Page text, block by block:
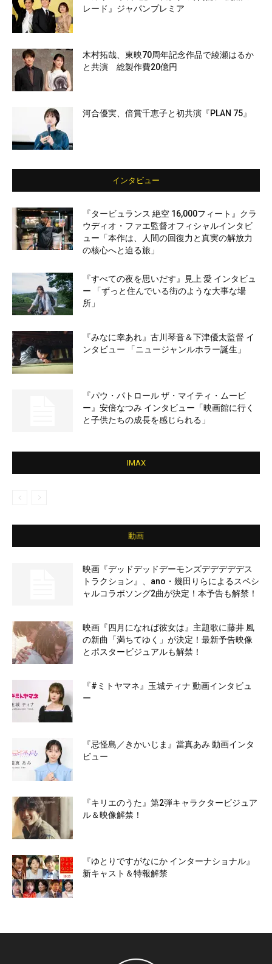
レード』ジャパンプレミア
木村拓哉、東映70周年記念作品で綾瀬はるか
と共演 総製作費20億円
河合優実、倍賞千恵子と初共演『PLAN 75』
インタビュー
『タービュランス 絶空 16,000フィート』クラ
ウディオ・ファエ監督オフィシャルインタビ
ュー「本作は、人間の回復力と真実の解放力
の核心へと迫る旅」
『すべての夜を思いだす』見上 愛 インタビュ
ー 「ずっと住んでいる街のような大事な場
所」
『みなに幸あれ』古川琴音＆下津優太監督 イ
ンタビュー 「ニュージャンルホラー誕生」
『パウ・パトロール ザ・マイティ・ムービ
ー』安倍なつみ インタビュー「映画館に行く
と子供たちの成長を感じられる」
IMAX
動画
映画『デッドデッドデーモンズデデデデデス
トラクション』、ano・幾田りらによるスペシ
ャルコラボソング2曲が決定！本予告も解禁！
映画『四月になれば彼女は』主題歌に藤井 風
の新曲「満ちてゆく」が決定！最新予告映像
とポスタービジュアルも解禁！
『#ミトヤマネ』玉城ティナ 動画インタビュ
ー
『忌怪島／きかいじま』當真あみ 動画インタ
ビュー
『キリエのうた』第2弾キャラクタービジュア
ル＆映像解禁！
『ゆとりですがなにか インターナショナル』
新キャスト＆特報解禁